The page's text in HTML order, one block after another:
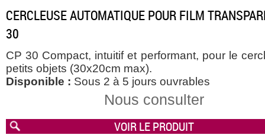
CERCLEUSE AUTOMATIQUE POUR FILM
30
CP 30 Compact, intuitif et performant, pour le
petits objets (30x20cm max).
Disponible : Sous 2 à 5 jours ouvrables
Nous consulter
VOIR LE PRODUIT